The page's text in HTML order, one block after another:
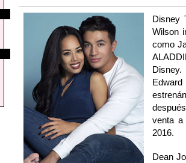
Disney
Wilson
como
venta a
2016.
Dean